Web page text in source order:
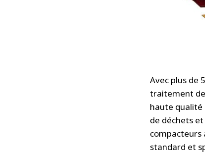
Avec plus de
traitement
haute qualité
de déchets
compacteurs
standard et